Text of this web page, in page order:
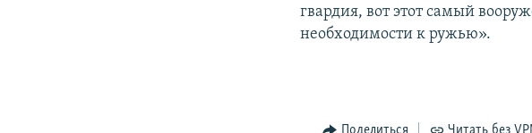
гвардия, вот этот самый
необходимости к ружью».
Поделиться Читать без